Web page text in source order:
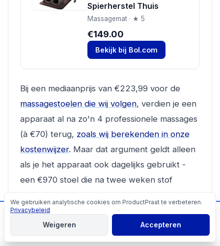
Spierherstel Thuis
Massagemat · ★ 5
€149.00
Bekijk bij Bol.com
Bij een mediaanprijs van €223,99 voor de
massagestoelen die wij volgen, verdien je een
apparaat al na zo'n 4 professionele massages
(à €70) terug, zoals wij berekenden in onze
kostenwijzer. Maar dat argument geldt alleen
als je het apparaat ook dagelijks gebruikt -
een €970 stoel die na twee weken stof
vergaart, is nooit terugverdiend.
Onze kijk
Cookies
We gebruiken analytische cookies om ProductPraat te verbeteren.
Privacybeleid
Weigeren Accepteren
📬Mis geen producttips!
Aanmelden